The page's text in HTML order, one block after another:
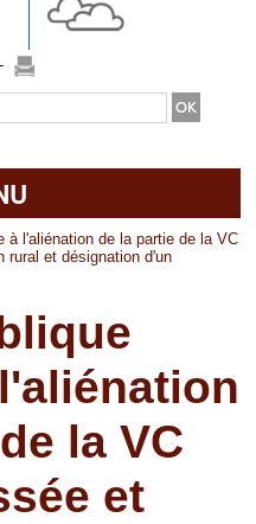
-
à l'aliénation de la partie de la VC
rural et désignation d'un
la VC
et